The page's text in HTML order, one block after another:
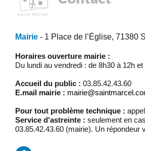
Mairie - 1 Place de l’Église, 71380
Horaires ouverture mairie :
Du lundi au vendredi : de 8h30 à 12h
Accueil du public : 03.85.42.43.60
E.mail mairie :
Pour tout problème technique :
Service d'astreinte : seulement en
03.85.42.43.60 (mairie). Un répondeur